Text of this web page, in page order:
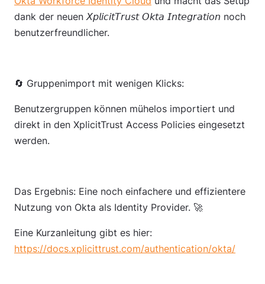
dank der neuen 𝘟𝘱𝘭𝘪𝘤𝘪𝘵𝘛𝘳𝘶𝘴𝘵 𝘖𝘬𝘵𝘢 𝘐𝘯𝘵𝘦𝘨𝘳𝘢𝘵𝘪𝘰𝘯 noch
benutzerfreundlicher.
🔄 Gruppenimport mit wenigen Klicks:
Benutzergruppen können mühelos importiert und
direkt in den XplicitTrust Access Policies eingesetzt
werden.
Das Ergebnis: Eine noch einfachere und effizientere
Nutzung von Okta als Identity Provider. 🚀
Eine Kurzanleitung gibt es hier:
https://docs.xplicittrust.com/authentication/okta/